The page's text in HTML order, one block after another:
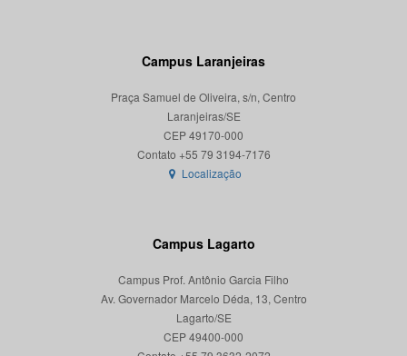
Campus Laranjeiras
Praça Samuel de Oliveira, s/n, Centro
Laranjeiras/SE
CEP 49170-000
Localização
Campus Lagarto
Campus Prof. Antônio Garcia Filho
Av. Governador Marcelo Déda, 13, Centro
Lagarto/SE
CEP 49400-000